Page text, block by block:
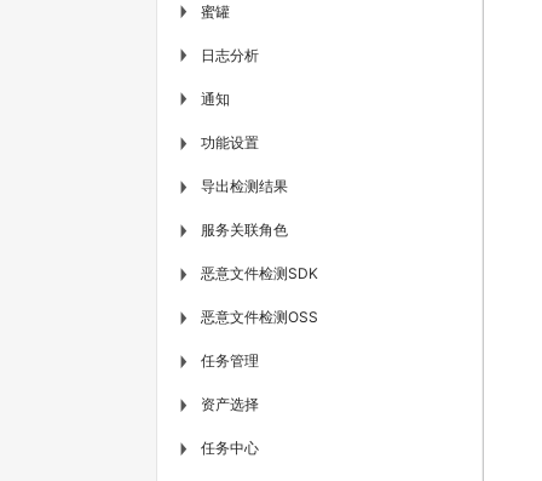
▶ 蜜罐
▶ 日志分析
▶ 通知
▶ 功能设置
▶ 导出检测结果
▶ 服务关联角色
▶ 恶意文件检测SDK
▶ 恶意文件检测OSS
▶ 任务管理
▶ 资产选择
▶ 任务中心